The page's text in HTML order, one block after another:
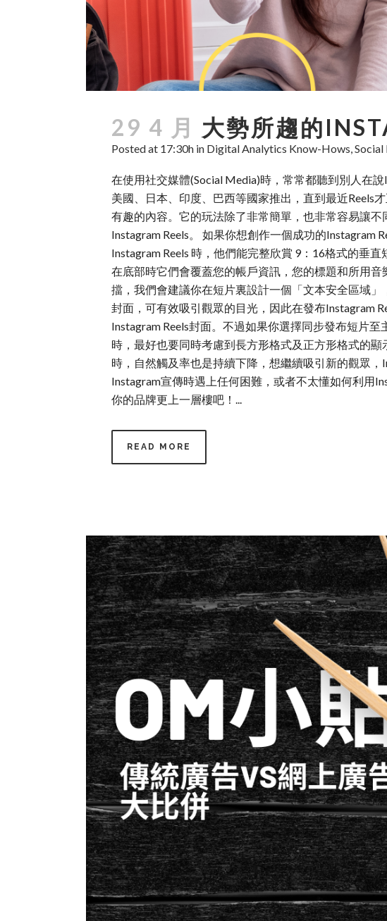
29 4 月 大勢所趨的
Posted at 17:30h in Digital Analytics Know-Hows,
在使用社交媒體(Social Media)時，常常都聽到別人在
美國、日本、印度、巴西等國家推出，直到最近Reels
有趣的內容。它的玩法除了非常簡單，也非常容易讓
Instagram Reels。 如果你想創作一個成功的Instagram
Instagram Reels 時，他們能完整欣賞 9：16格式的垂
在底部時它們會覆蓋您的帳戶資訊，您的標題和所用
擋，我們會建議你在短片裏設計一個「文本安全區域」
封面，可有效吸引觀眾的目光，因此在發布Instagram
Instagram Reels封面。不過如果你選擇同步發布短片
時，最好也要同時考慮到長方形格式及正方形格式的
時，自然觸及率也是持續下降，想繼續吸引新的觀眾
Instagram宣傳時遇上任何困難，或者不太懂如何利用
你的品牌更上一層樓吧！...
READ MORE